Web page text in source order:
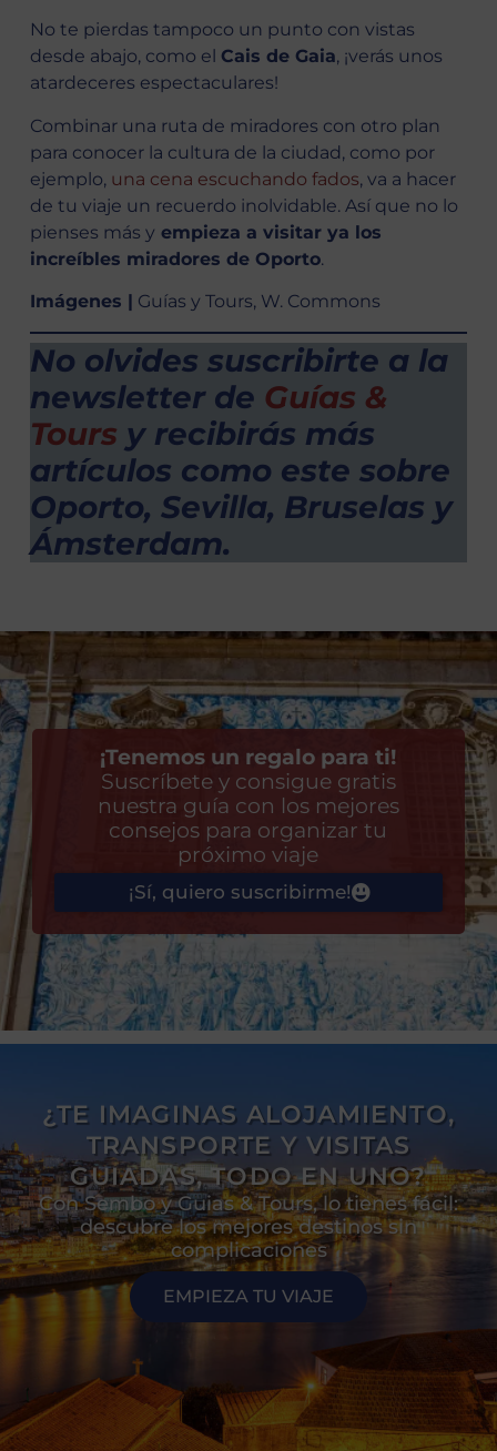
No te pierdas tampoco un punto con vistas
desde abajo, como el Cais de Gaia, ¡verás unos
atardeceres espectaculares!
Combinar una ruta de miradores con otro plan
para conocer la cultura de la ciudad, como por
ejemplo, una cena escuchando fados, va a hacer
de tu viaje un recuerdo inolvidable. Así que no lo
pienses más y empieza a visitar ya los
increíbles miradores de Oporto.
Imágenes | Guías y Tours, W. Commons
No olvides suscribirte a la
newsletter de Guías &
Tours y recibirás más
artículos como este sobre
Oporto, Sevilla, Bruselas y
Ámsterdam.
¡Tenemos un regalo para ti!
Suscríbete y consigue gratis
nuestra guía con los mejores
consejos para organizar tu
próximo viaje
¡Sí, quiero suscribirme!
¿TE IMAGINAS ALOJAMIENTO,
TRANSPORTE Y VISITAS
GUIADAS, TODO EN UNO?
Con Sembo y Guias & Tours, lo tienes fácil:
descubre los mejores destinos sin
complicaciones
EMPIEZA TU VIAJE